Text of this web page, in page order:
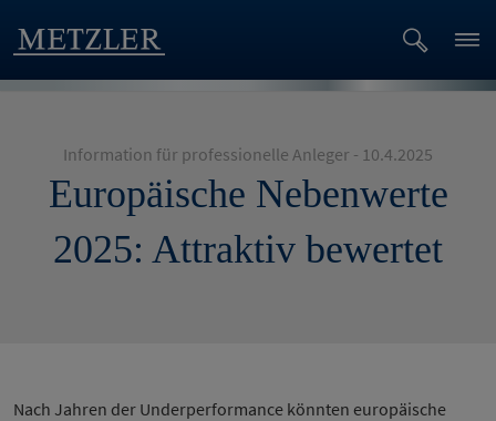
Information für professionelle Anleger - 10.4.2025
Europäische Nebenwerte
2025: Attraktiv bewertet
Nach Jahren der Underperformance könnten europäische